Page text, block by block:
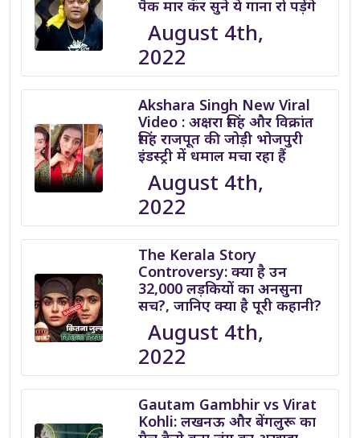
पैक मार कर सुने ये गाना रो पड़ेंगे
August 4th,
2022
Akshara Singh New Viral
Video : अक्षरा सिंह और विक्रांत
सिंह राजपूत की जोड़ी भोजपुरी
इंडस्ट्री में धमाल मचा रहा हैं
August 4th,
2022
The Kerala Story
Controversy: क्या है उन
32,000 लड़कियों का अनसुना
सच?, जानिए क्या है पूरी कहानी?
August 4th,
2022
Gautam Gambhir vs Virat
Kohli: लखनऊ और बेंगलुरू का